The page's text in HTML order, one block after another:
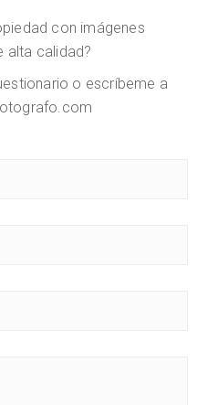
con imágenes
alta calidad?
o escríbeme a